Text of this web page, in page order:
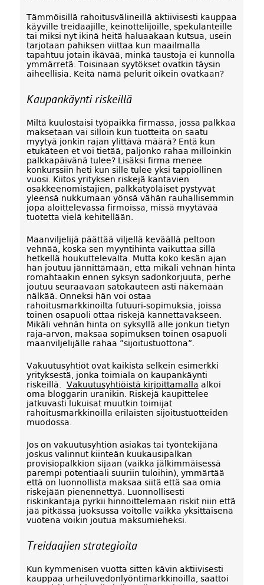
Tämmöisillä rahoitusvälineillä aktiivisesti kauppaa
käyville treidaajille, keinottelijoille, spekulanteille
tai miksi nyt ikinä heitä haluaakaan kutsua, usein
tarjotaan pahiksen viittaa kun maailmalla
tapahtuu jotain ikävää, minkä taustoja ei kunnolla
ymmärretä. Toisinaan syytökset ovatkin täysin
aiheellisia. Keitä nämä pelurit oikein ovatkaan?
Kaupankäynti riskeillä
Miltä kuulostaisi työpaikka firmassa, jossa palkkaa
maksetaan vai silloin kun tuotteita on saatu
myytyä jonkin rajan ylittävä määrä? Entä kun
etukäteen et voi tietää, paljonko rahaa milloinkin
palkkapäivänä tulee? Lisäksi firma menee
konkurssiin heti kun sille tulee yksi tappiollinen
vuosi. Kiitos yrityksen riskejä kantavien
osakkeenomistajien, palkkatyöläiset pystyvät
yleensä nukkumaan yönsä vähän rauhallisemmin
jopa aloittelevassa firmoissa, missä myytävää
tuotetta vielä kehitellään.
Maanviljelijä päättää viljellä keväällä peltoon
vehnää, koska sen myyntihinta vaikuttaa sillä
hetkellä houkuttelevalta. Mutta koko kesän ajan
hän joutuu jännittämään, että mikäli vehnän hinta
romahtaakin ennen syksyn sadonkorjuuta, perhe
joutuu seuraavaan satokauteen asti näkemään
nälkää. Onneksi hän voi ostaa
rahoitusmarkkinoilta futuuri-sopimuksia, joissa
toinen osapuoli ottaa riskejä kannettavakseen.
Mikäli vehnän hinta on syksyllä alle jonkun tietyn
raja-arvon, maksaa sopimuksen toinen osapuoli
maanviljelijälle rahaa ”sijoitustuottona”.
Vakuutusyhtiöt ovat kaikista selkein esimerkki
yrityksestä, jonka toimiala on kaupankäynti
riskeillä. Vakuutusyhtiöistä kirjoittamalla alkoi
oma bloggarin uranikin. Riskejä kaupittelee
jatkuvasti lukuisat muutkin toimijat
rahoitusmarkkinoilla erilaisten sijoitustuotteiden
muodossa.
Jos on vakuutusyhtiön asiakas tai työntekijänä
joskus valinnut kiinteän kuukausipalkan
provisiopalkkion sijaan (vaikka jälkimmäisessä
parempi potentiaali suuriin tuloihin), ymmärtää
että on luonnollista maksaa siitä että saa omia
riskejään pienennettyä. Luonnollisesti
riskinkantaja pyrkii hinnoittelemaan riskit niin että
jää pitkässä juoksussa voitolle vaikka yksittäisenä
vuotena voikin joutua maksumieheksi.
Treidaajien strategioita
Kun kymmenisen vuotta sitten kävin aktiivisesti
kauppaa urheiluvedonlyöntimarkkinoilla, saattoi